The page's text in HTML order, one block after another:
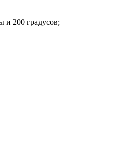
и 200 градусов;